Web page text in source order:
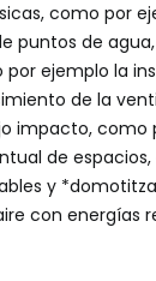
como por
puntos de
por ejemplo la
de la
impacto, como
de espacios,
y
con energías